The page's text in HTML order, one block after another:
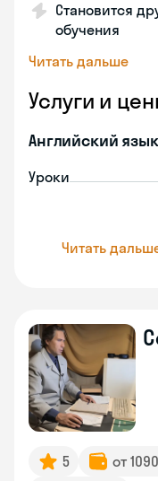
Становится
обучения
Читать дальше
Услуги и
Английский язык
Уроки
Читать
5 от